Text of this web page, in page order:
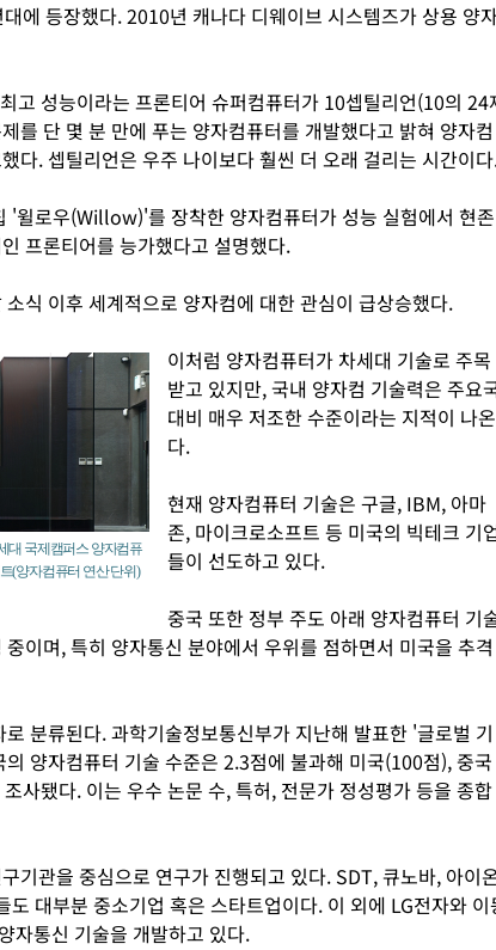
에 등장했다. 2010년 캐나다 디웨이브 시스템즈가 상용 양
고 성능이라는 프론티어 슈퍼컴퓨터가 10셉틸리언(10의 24
를 단 몇 분 만에 푸는 양자컴퓨터를 개발했다고 밝혀 양자컴
다. 셉틸리언은 우주 나이보다 훨씬 더 오래 걸리는 시간이
'윌로우(Willow)'를 장착한 양자컴퓨터가 성능 실험에서 현존
프론티어를 능가했다고 설명했다.
식 이후 세계적으로 양자컴에 대한 관심이 급상승했다.
대 국제캠퍼스 양자컴퓨
(양자컴퓨터 연산 단위)
이처럼 양자컴퓨터가 차세대 기술로 주목
받고 있지만, 국내 양자컴 기술력은 주요
대비 매우 저조한 수준이라는 지적이 나온
다.
현재 양자컴퓨터 기술은 구글, IBM, 아마
존, 마이크로소프트 등 미국의 빅테크 기
들이 선도하고 있다.
중국 또한 정부 주도 아래 양자컴퓨터 기
이며, 특히 양자통신 분야에서 우위를 점하면서 미국을 추격
분류된다. 과학기술정보통신부가 지난해 발표한 '글로벌 기
양자컴퓨터 기술 수준은 2.3점에 불과해 미국(100점), 중국
사됐다. 이는 우수 논문 수, 특허, 전문가 정성평가 등을 종합
기관을 중심으로 연구가 진행되고 있다. SDT, 큐노바, 아이
도 대부분 중소기업 혹은 스타트업이다. 이 외에 LG전자와 이
자통신 기술을 개발하고 있다.